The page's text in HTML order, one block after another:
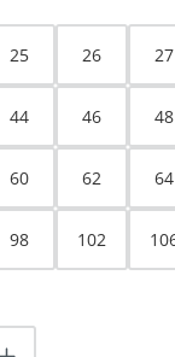
ist zurzeit nicht
25 26 27
ist zurzeit nicht
44 46 48
nicht verfügbar.)
60 62 64
98 102
Gib